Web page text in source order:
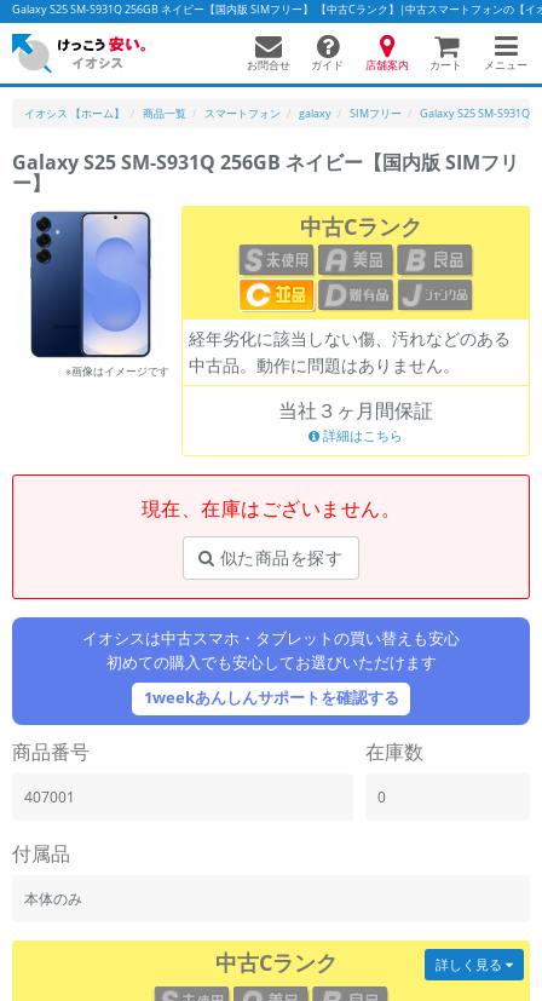
Galaxy S25 SM-S931Q 256GB ネイビー【国内版 SIMフリー】 【中古Cランク】|中古スマートフォンの【イ
お問合せ ガイド 店舗案内 カート メニュー
イオシス 【ホーム】 商品一覧 スマートフォン galaxy SIMフリー Galaxy S25 SM-S931Q
Galaxy S25 SM-S931Q 256GB ネイビー【国内版 SIMフリ
ー】
※画像はイメージです
中古Cランク
経年劣化に該当しない傷、汚れなどのある
中古品。動作に問題はありません。
当社３ヶ月間保証
詳細はこちら
現在、在庫はございません。
似た商品を探す
イオシスは中古スマホ・タブレットの買い替えも安心
初めての購入でも安心してお選びいただけます
1weekあんしんサポートを確認する
商品番号
407001
在庫数
0
付属品
本体のみ
中古Cランク 詳しく見る
フリーワード
除外ワード
人気の検索ワード：Let's note EliteBookMacBook
「スマートフォン」「タブレット」など
製造、販売メーカーの絞り込み
「Apple」「SONY」「SHARP」など
商品の搭載機能による絞り込み
ドライブ
ドライブの絞り込み
ランク
商品状態の絞り込み